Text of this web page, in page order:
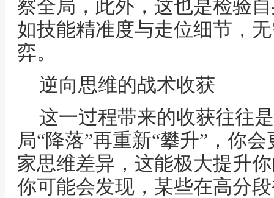
察全局，此外，这也是检验
如技能精准度与走位细节，
弈。
逆向思维的战术收获
这一过程带来的收获往往
局“降落”再重新“攀升”，你
家思维差异，这能极大提升
你可能会发现，某些在高分